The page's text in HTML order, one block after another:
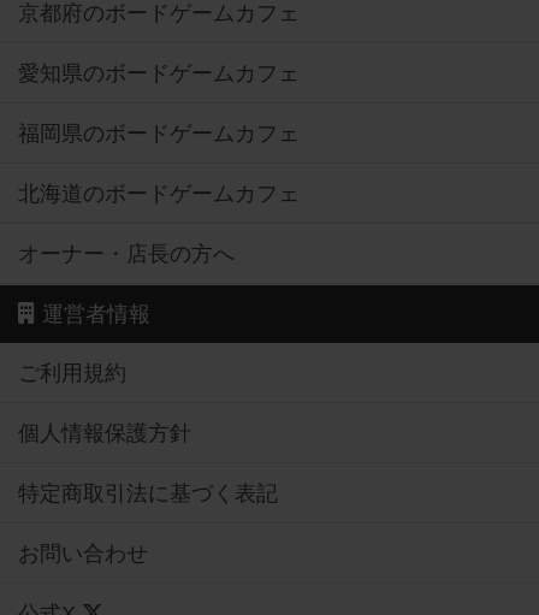
京都府のボードゲームカフェ
愛知県のボードゲームカフェ
福岡県のボードゲームカフェ
北海道のボードゲームカフェ
オーナー・店長の方へ
運営者情報
ご利用規約
個人情報保護方針
特定商取引法に基づく表記
お問い合わせ